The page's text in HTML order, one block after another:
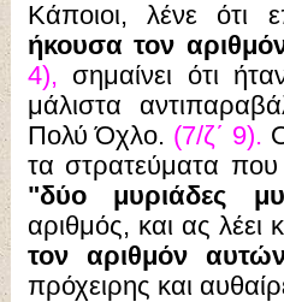
Κάποιοι, λένε ότι
ήκουσα τον
4), σημαίνει ότι
μάλιστα
Πολύ Όχλο. (7/ζ΄ 9).
τα στρατεύματα
"δύο μυριάδες
αριθμός, και ας
τον αριθμόν
πρόχειρης και